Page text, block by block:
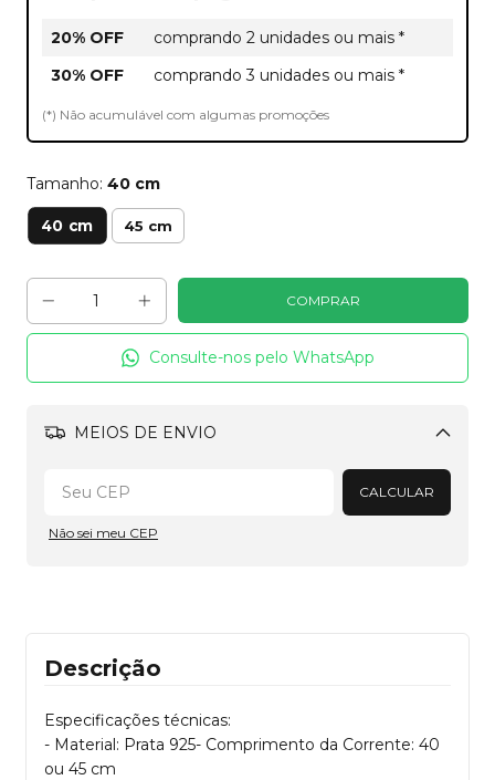
20% OFF
comprando 2 unidades ou mais *
30% OFF
comprando 3 unidades ou mais *
(*) Não acumulável com algumas promoções
Tamanho: 40 cm
40 cm 45 cm
Consulte-nos pelo WhatsApp
MEIOS DE ENVIO
Alterar CEP
CALCULAR
Não sei meu CEP
Descrição
Especificações técnicas:
- Material: Prata 925- Comprimento da Corrente: 40
ou 45 cm